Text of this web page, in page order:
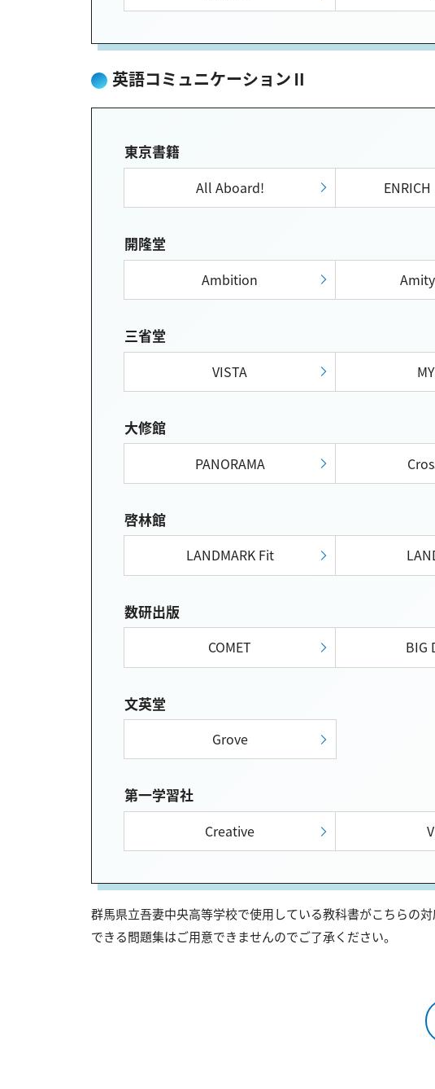
英語コミュニケーションⅡ
東京書籍
All Aboard!
開隆堂
Ambition
三省堂
VISTA
大修館
PANORAMA
啓林館
LANDMARK Fit
数研出版
COMET BIG
文英堂
Grove
第一学習社
Creative
群馬県立吾妻中央高等学校で使用している教科書がこちらの
できる問題集はご用意できませんのでご了承ください。